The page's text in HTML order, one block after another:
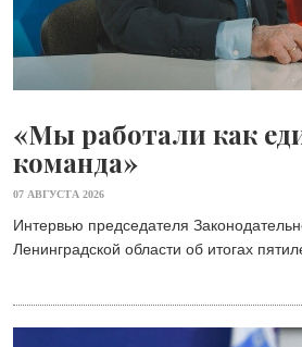
«Мы работали как
команда»
07 АВГУСТА 2026
Интервью председателя
Ленинградской области об итогах